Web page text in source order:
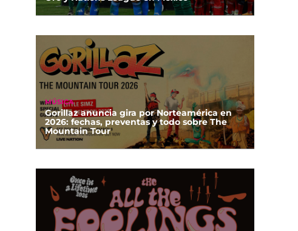
MÚSICA
Gorillaz anuncia gira por Norteamérica en
2026: fechas, preventas y todo sobre The
Mountain Tour